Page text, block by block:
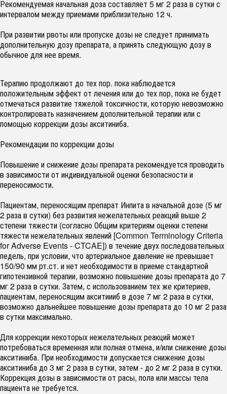
Рекомендуемая начальная доза составляет 5 мг 2 раза в сутки с
интервалом между приемами приблизительно 12 ч.
При развитии рвоты или пропуске дозы не следует принимать
дополнительную дозу препарата, а принять следующую дозу в
обычное для нее время.
Терапию продолжают до тех пор. пока наблюдается
положительным эффект от лечения или до тех пор, пока не будет
отмечаться развитие тяжелой токсичности, которую невозможно
контролировать назначением дополнительной терапии или с
помощью коррекции дозы акситиниба.
Рекомендации по коррекции дозы
Повышение и снижение дозы препарата рекомендуется проводить
в зависимости от индивидуальной оценки безопасности и
переносимости.
Пациентам, переносящим препарат Инпита в начальной дозе (5 мг
2 раза в сутки) без развития нежелательных реакций выше 2
степени тяжести (согласно Общим критериям оценки степени
тяжести нежелательных явлений [Common Terminology Criteria
for Adverse Events - CTCAE]) в течение двух последовательных
педель, при условии, что артериальное давление не превышает
150/90 мм рт.ст. и нет необходимости в приеме стандартной
гипотензивной терапии, возможно повышение дозы препарата до 7
мг 2 раза в сутки. Затем, с использованием тех же критериев,
пациентам, переносящим акситиииб в дозе 7 мг 2 раза в сутки,
возможно дальнейшее повышение дозы препарата до 10 мг 2 раза
в сутки максимально.
Для коррекции некоторых нежелательных реакций может
потребоваться временная или полная отмена, и/или снижение дозы
акситиниба. При необходимости допускается снижение дозы
акситиниба до 3 мг 2 раза в сутки, затем - до 2 мг 2 раза в сутки.
Коррекция дозы в зависимости от расы, пола или массы тела
пациента не требуется.